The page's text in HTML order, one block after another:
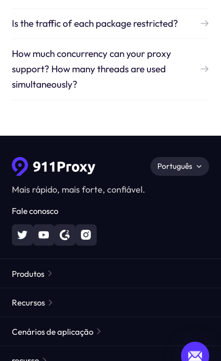
Is the traffic of each package restricted?
How much concurrency can your proxy
support? How many threads are used
simultaneously?
Mais rápido, mais forte, confiável.
Fale conosco
Português
Produtos
Proxies Residenciais Estáticos
Recursos
Cenários de aplicação